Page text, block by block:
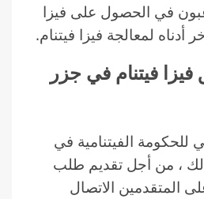
في الحصول على فيزا
أدناه لمعالجة فيزا فيتنام.
فيزا فيتنام في جزر
للحكومة الفيتنامية في
، من أجل تقديم طلب
المتقدمين الاتصال